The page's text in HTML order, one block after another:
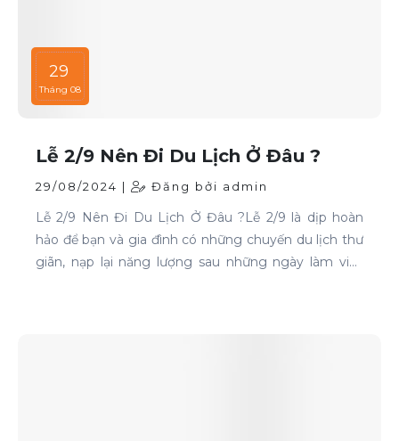
29
Tháng 08
Lễ 2/9 Nên Đi Du Lịch Ở Đâu ?
29/08/2024 | Đăng bởi admin
Lễ 2/9 Nên Đi Du Lịch Ở Đâu ?Lễ 2/9 là dịp hoàn
hảo để bạn và gia đình có những chuyến du lịch thư
giãn, nạp lại năng lượng sau những ngày làm việc